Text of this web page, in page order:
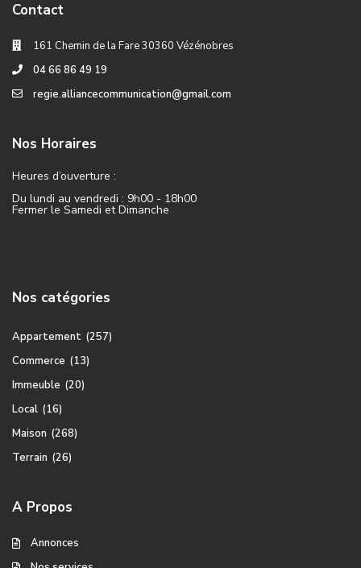
Contact
161 Chemin de la Fare 30360 Vézénobres
04 66 86 49 19
regie.alliancecommunication@gmail.com
Nos Horaires
Heures d’ouverture :
Du lundi au vendredi : 9h00 - 18h00
Fermer le Samedi et Dimanche
Nos catégories
Appartement (257)
Commerce (13)
Immeuble (20)
Local (16)
Maison (268)
Terrain (26)
A Propos
Annonces